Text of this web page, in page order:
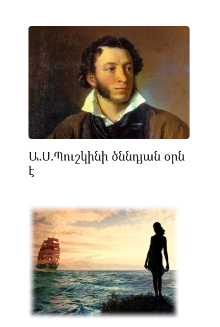
Ա.Ս.Պուշկինի ծննդյան օրն
է